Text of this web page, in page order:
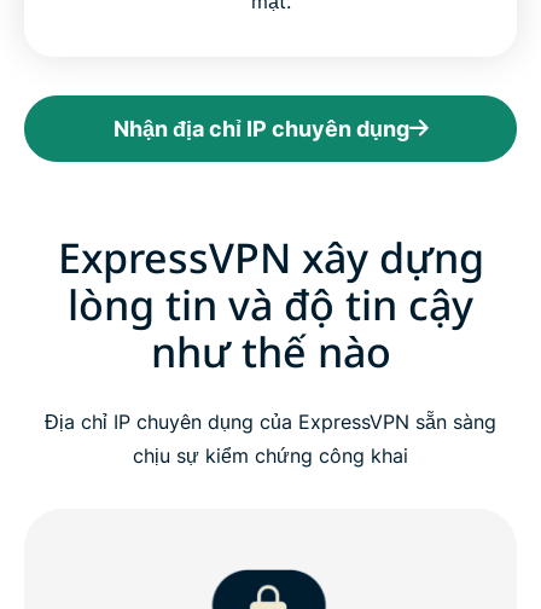
Nhận địa chỉ IP chuyên dụng
ExpressVPN xây dựng
lòng tin và độ tin cậy
như thế nào
Địa chỉ IP chuyên dụng của ExpressVPN sẵn sàng
chịu sự kiểm chứng công khai